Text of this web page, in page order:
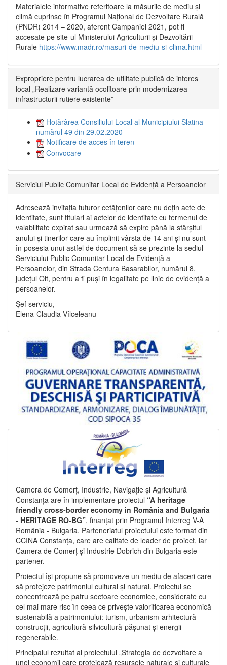
Materialele informative referitoare la măsurile de mediu și
climă cuprinse în Programul Național de Dezvoltare Rurală
(PNDR) 2014 – 2020, aferent Campaniei 2021, pot fi
accesate pe site-ul Ministerului Agriculturii și Dezvoltării
Rurale https://www.madr.ro/masuri-de-mediu-si-clima.html
Expropriere pentru lucrarea de utilitate publică de interes
local „Realizare variantă ocolitoare prin modernizarea
infrastructurii rutiere existente”
Hotărârea Consiliului Local al Municipiului Slatina
numărul 49 din 29.02.2020
Notificare de acces în teren
Convocare
Serviciul Public Comunitar Local de Evidență a Persoanelor
Adresează invitația tuturor cetățenilor care nu dețin acte de
identitate, sunt titulari ai actelor de identitate cu termenul de
valabilitate expirat sau urmează să expire până la sfârșitul
anului și tinerilor care au împlinit vârsta de 14 ani și nu sunt
în posesia unui astfel de document să se prezinte la sediul
Serviciului Public Comunitar Local de Evidență a
Persoanelor, din Strada Centura Basarabilor, numărul 8,
județul Olt, pentru a fi puși în legalitate pe linie de evidență a
persoanelor.
Șef serviciu,
Elena-Claudia Vîlceleanu
Camera de Comerț, Industrie, Navigație și Agricultură
Constanța are în implementare proiectul “A heritage
friendly cross-border economy in România and Bulgaria
- HERITAGE RO-BG”, finanțat prin Programul Interreg V-A
România - Bulgaria. Parteneriatul proiectului este format din
CCINA Constanța, care are calitate de leader de proiect, iar
Camera de Comerț și Industrie Dobrich din Bulgaria este
partener.
Proiectul își propune să promoveze un mediu de afaceri care
să protejeze patrimoniul cultural și natural. Proiectul se
concentrează pe patru sectoare economice, considerate cu
cel mai mare risc în ceea ce privește valorificarea economică
sustenabilă a patrimoniului: turism, urbanism-arhitectură-
construcții, agricultură-silvicultură-pășunat și energii
regenerabile.
Principalul rezultat al proiectului „Strategia de dezvoltare a
unei economii care protejează resursele naturale și culturale